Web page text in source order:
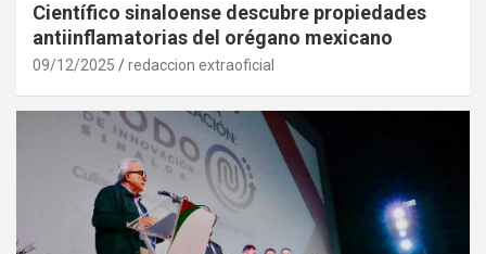
Científico sinaloense descubre propiedades
antiinflamatorias del orégano mexicano
09/12/2025 redaccion extraoficial